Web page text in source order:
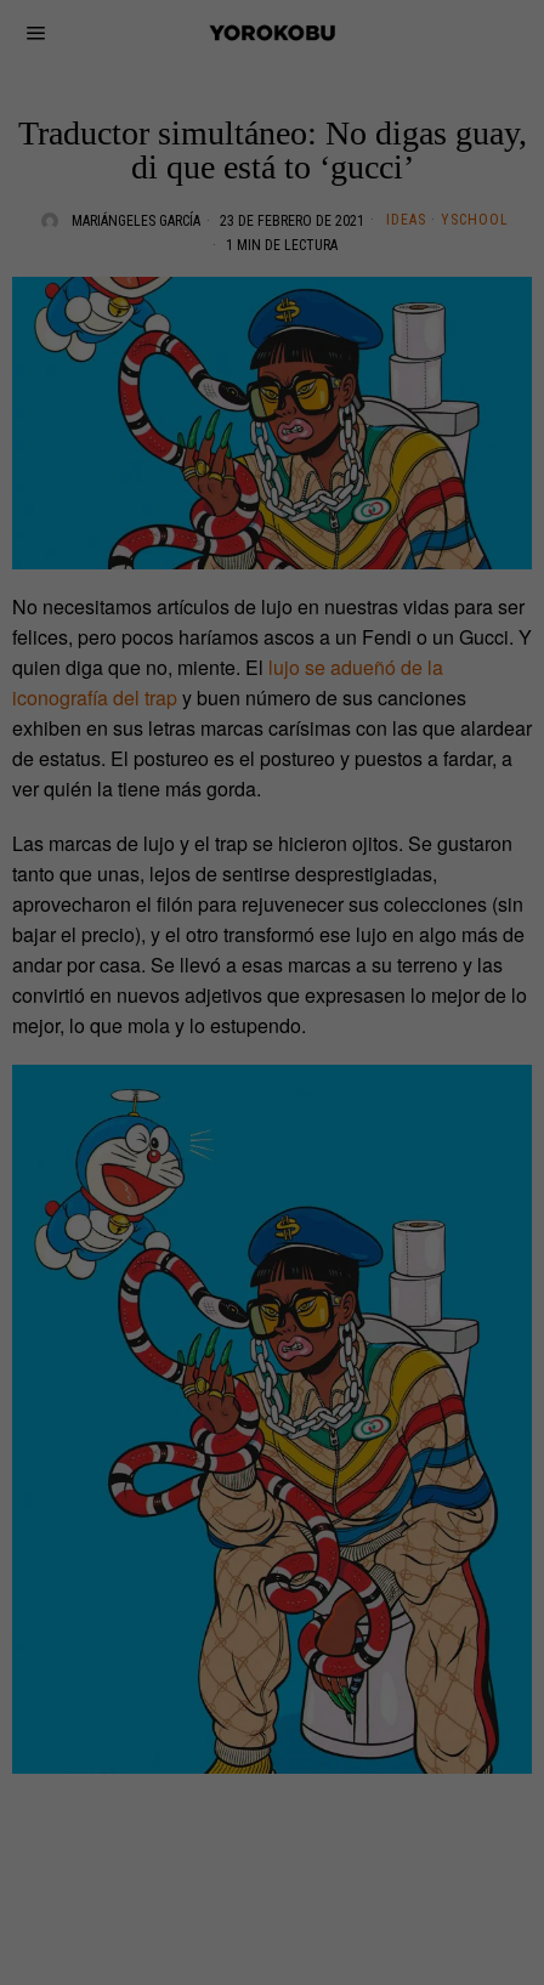
Traductor simultáneo: No digas guay,
di que está to ‘gucci’
MARIÁNGELES GARCÍA 23 DE FEBRERO DE 2021 IDEAS · YSCHOOL
1 MIN DE LECTURA
No necesitamos artículos de lujo en nuestras vidas para ser
felices, pero pocos haríamos ascos a un Fendi o un Gucci. Y
quien diga que no, miente. El lujo se adueñó de la
iconografía del trapy buen número de sus canciones
exhiben en sus letras marcas carísimas con las que alardear
de estatus. El postureo es el postureo y puestos a fardar, a
ver quién la tiene más gorda.
Las marcas de lujo y el trap se hicieron ojitos. Se gustaron
tanto que unas, lejos de sentirse desprestigiadas,
aprovecharon el filón para rejuvenecer sus colecciones (sin
bajar el precio), y el otro transformó ese lujo en algo más de
andar por casa. Se llevó a esas marcas a su terreno y las
convirtió en nuevos adjetivos que expresasen lo mejor de lo
mejor, lo que mola y lo estupendo.